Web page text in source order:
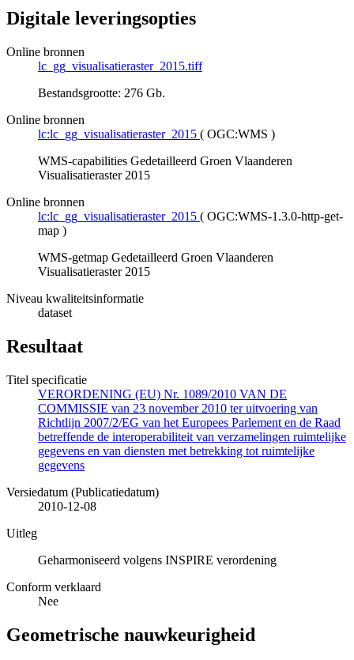
Digitale leveringsopties
Online bronnen
lc_gg_visualisatieraster_2015.tiff
Bestandsgrootte: 276 Gb.
Online bronnen
lc:lc_gg_visualisatieraster_2015 ( OGC:WMS )
WMS-capabilities Gedetailleerd Groen Vlaanderen
Visualisatieraster 2015
Online bronnen
lc:lc_gg_visualisatieraster_2015 ( OGC:WMS-1.3.0-http-get-
map )
WMS-getmap Gedetailleerd Groen Vlaanderen
Visualisatieraster 2015
Niveau kwaliteitsinformatie
dataset
Resultaat
Titel specificatie
VERORDENING (EU) Nr. 1089/2010 VAN DE
COMMISSIE van 23 november 2010 ter uitvoering van
Richtlijn 2007/2/EG van het Europees Parlement en de Raad
betreffende de interoperabiliteit van verzamelingen ruimtelijke
gegevens en van diensten met betrekking tot ruimtelijke
gegevens
Versiedatum (Publicatiedatum)
2010-12-08
Uitleg
Geharmoniseerd volgens INSPIRE verordening
Conform verklaard
Nee
Geometrische nauwkeurigheid